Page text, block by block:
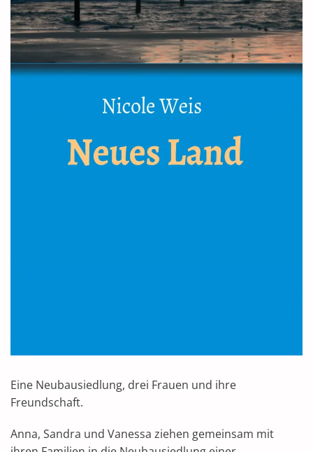
Eine Neubausiedlung, drei Frauen und ihre
Freundschaft.
Anna, Sandra und Vanessa ziehen gemeinsam mit